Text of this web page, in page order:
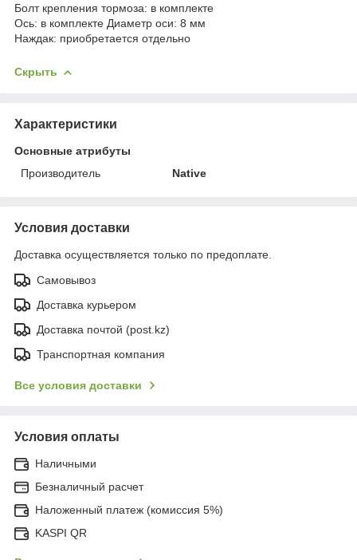
Болт крепления тормоза: в комплекте
Ось: в комплекте Диаметр оси: 8 мм
Наждак: приобретается отдельно
Скрыть
Характеристики
Основные атрибуты
Производитель
Native
Условия доставки
Доставка осуществляется только по предоплате.
Самовывоз
Доставка курьером
Доставка почтой (post.kz)
Транспортная компания
Все условия доставки
Условия оплаты
Наличными
Безналичный расчет
Наложенный платеж (комиссия 5%)
KASPI QR